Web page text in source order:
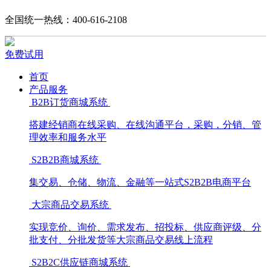
全国统一热线：400-616-2108
免费试用
首页
产品服务
B2B订货商城系统
搭建经销商在线采购、在线沟通平台，采购，分销、管
理效率和服务水平
S2B2B商城系统
集交易、仓储、物流、金融等一站式S2B2B电商平台
大宗商品交易系统
实现竞价、询价、需求发布、招投标、供应商评级、分
批支付、分批发货等大宗商品交易线上流程
S2B2C供应链商城系统